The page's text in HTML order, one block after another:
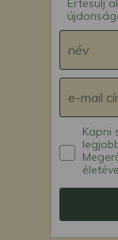
Értesülj
Kapni